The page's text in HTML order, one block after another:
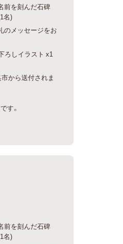
前を刻んだ石碑
名)
のメッセージをお
ろしイラスト x1
から送付されま
す。
前を刻んだ石碑
名)